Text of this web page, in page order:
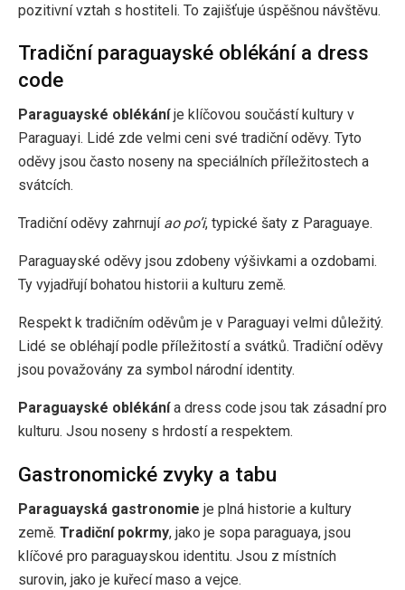
pozitivní vztah s hostiteli. To zajišťuje úspěšnou návštěvu.
Tradiční paraguayské oblékání a dress
code
Paraguayské oblékáníje klíčovou součástí kultury v
Paraguayi. Lidé zde velmi ceni své tradiční oděvy. Tyto
oděvy jsou často noseny na speciálních příležitostech a
svátcích.
Tradiční oděvy zahrnují ao po’i, typické šaty z Paraguaye.
Paraguayské oděvy jsou zdobeny výšivkami a ozdobami.
Ty vyjadřují bohatou historii a kulturu země.
Respekt k tradičním oděvům je v Paraguayi velmi důležitý.
Lidé se obléhají podle příležitostí a svátků. Tradiční oděvy
jsou považovány za symbol národní identity.
Paraguayské oblékánía dress code jsou tak zásadní pro
kulturu. Jsou noseny s hrdostí a respektem.
Gastronomické zvyky a tabu
Paraguayská gastronomie je plná historie a kultury
země. Tradiční pokrmy, jako je sopa paraguaya, jsou
klíčové pro paraguayskou identitu. Jsou z místních
surovin, jako je kuřecí maso a vejce.